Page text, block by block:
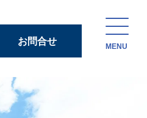
お問合せ
MENU